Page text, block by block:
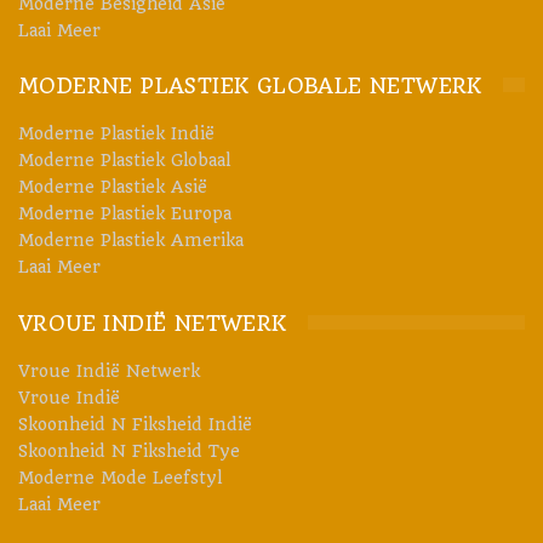
duidelik in die effektiewe verwydering van ongewenste reuke.
oplossings vir die betroubare deodorisering van na-
verbruikersplastiek. Reukverwydering in meganiese
verwerking, devolatilisasie in die dubbelskroef-ekstruder, en
Coperion se EcoFresh Silo-devolatilisasie-oplossings is
beskikbaar om te waarneem. Die wisselwerking van hierdie
tegnologieë verseker betroubaar die verlangde
devolatilisasie by sy Herwinningsinnovasiesentrum geïnstalleer.
Daar kan kliënte verskeie reukverwyderingstegnologieë deeglik
toets met behulp van werklike produkte onder amper-
produksietoestande voordat hulle 'n belegging maak. Dit stel
hulle in staat om te verseker dat die finale proses aan alle
kwaliteitsvereistes voldoen.
Laai Meer
MODERNE PLASTIEK GLOBALE NETWERK
Moderne Plastiek Indië
Moderne Plastiek Globaal
Moderne Plastiek Asië
Moderne Plastiek Europa
Moderne Plastiek Amerika
Laai Meer
VROUE INDIË NETWERK
Vroue Indië Netwerk
Vroue Indië
Skoonheid N Fiksheid Indië
Skoonheid N Fiksheid Tye
Moderne Mode Leefstyl
Laai Meer